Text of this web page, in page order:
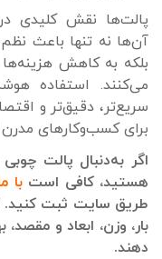
پالت‌ها نقش کلیدی در
آن‌ها نه تنها باعث
بلکه به کاهش
می‌کنند. استفاده
سریع‌تر، دقیق‌تر و
برای کسب‌وکارهای
اگر به‌دنبال پالت
هستید، کافی است با
طریق سایت ثبت کنید.
بار، وزن، ابعاد و
دهند.